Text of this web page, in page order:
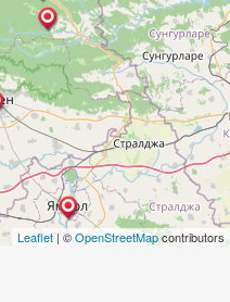
Leaflet | ©OpenStreetMapcontributors